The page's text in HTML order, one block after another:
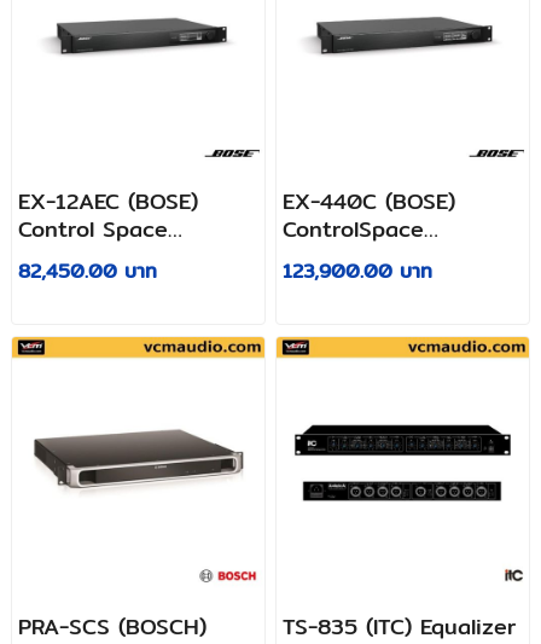
EX-12AEC (BOSE)
Control Space
conferencing signal
processor
82,450.00 บาท
EX-440C (BOSE)
ControlSpace
conferencing sound
processor
123,900.00 บาท
PRA-SCS (BOSCH) TS-835 (ITC) Equalizer